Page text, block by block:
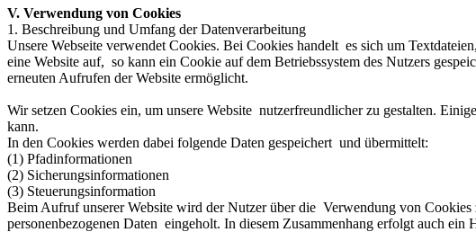
V. Verwendung von Cookies
1. Beschreibung und Umfang der Datenverarbeitung
Unsere Webseite verwendet Cookies. Bei Cookies handelt es sich um
eine Website auf, so kann ein Cookie auf dem Betriebssystem des Nutzers
erneuten Aufrufen der Website ermöglicht.
Wir setzen Cookies ein, um unsere Website nutzerfreundlicher zu gestalten.
kann.
In den Cookies werden dabei folgende Daten gespeichert und übermittelt:
(1) Pfadinformationen
(2) Sicherungsinformationen
(3) Steuerungsinformation
Beim Aufruf unserer Website wird der Nutzer über die Verwendung von
personenbezogenen Daten eingeholt. In diesem Zusammenhang erfolgt auch